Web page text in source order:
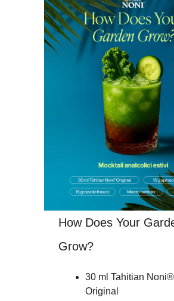
How Does Your
Grow?
30 ml Tahitian Noni®
Original